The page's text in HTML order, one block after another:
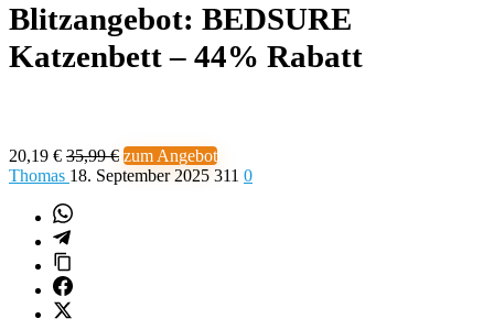
Blitzangebot: BEDSURE
Katzenbett – 44% Rabatt
20,19 € 35,99 € zum Angebot
Thomas 18. September 2025 311 0